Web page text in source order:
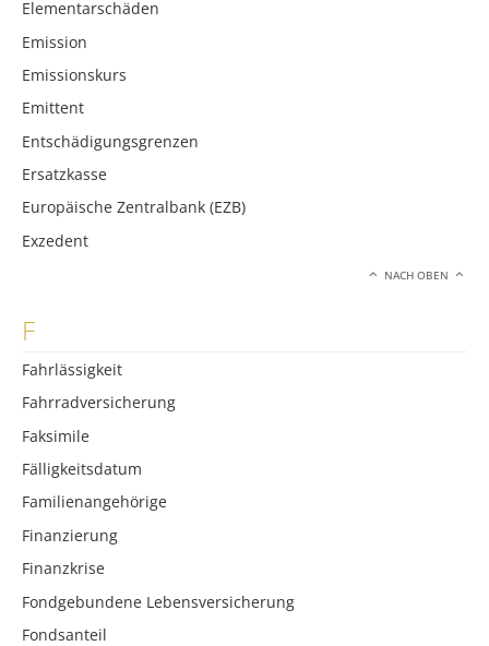
Elementarschäden
Emission
Emissionskurs
Emittent
Entschädigungsgrenzen
Ersatzkasse
Europäische Zentralbank (EZB)
Exzedent
NACH OBEN
F
Fahrlässigkeit
Fahrradversicherung
Faksimile
Fälligkeitsdatum
Familienangehörige
Finanzierung
Finanzkrise
Fondgebundene Lebensversicherung
Fondsanteil